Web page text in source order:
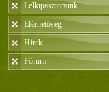
Lelkipásztoraink
Elérhetõség
Hírek
Fórum